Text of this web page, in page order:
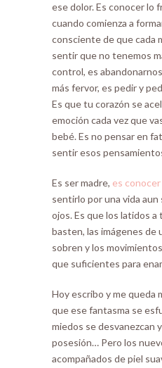
ese dolor. Es conocer lo
cuando comienza a
consciente de que cada
sentir que no tenemos
control, es
más fervor, es pedir y
Es que tu corazón se
emoción cada vez que
bebé. Es no pensar en
sentir esos
Es ser madre, es
sentirlo por una vida aun
ojos. Es que los latidos
basten, las imágenes de
sobren y los
que suficientes para
Hoy escribo y me queda
que ese fantasma se
miedos se desvanezcan
posesión… Pero los
acompañados de piel